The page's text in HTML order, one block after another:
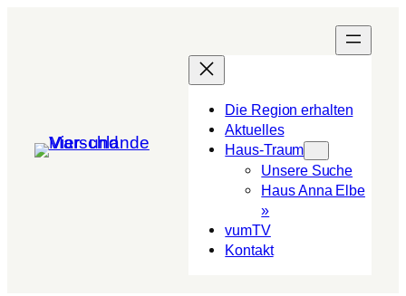
Die Region erhalten
Aktuelles
Haus-Traum
Unsere Suche
Haus Anna Elbe
»
vumTV
Kon­takt